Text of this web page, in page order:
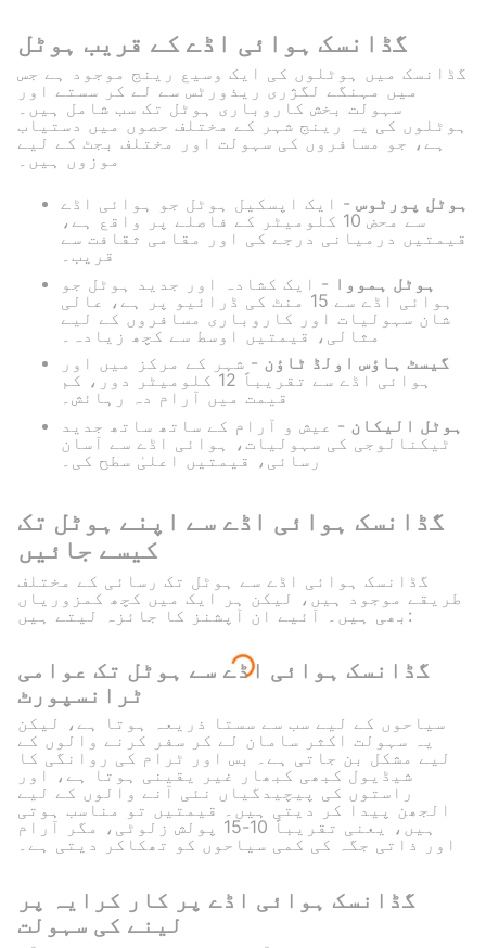
گڈانسک ہوائی اڈے کے قریب ہوٹل
گڈانسک میں ہوٹلوں کی ایک وسیع رینج موجود ہے جس
میں مہنگے لگژری ریذورٹس سے لے کر سستے اور
سہولت بخش کاروباری ہوٹل تک سب شامل ہیں۔
ہوٹلوں کی یہ رینج شہر کے مختلف حصوں میں دستیاب
ہے، جو مسافروں کی سہولت اور مختلف بجٹ کے لیے
موزوں ہیں۔
ہوٹل پورٹوس - ایک اپسکیل ہوٹل جو ہوائی اڈے
سے محض 10 کلومیٹر کے فاصلے پر واقع ہے،
قیمتیں درمیانی درجے کی اور مقامی ثقافت سے
قریب۔
ہوٹل ہمووا - ایک کشادہ اور جدید ہوٹل جو
ہوائی اڈے سے 15 منٹ کی ڈرائیو پر ہے، عالی
شان سہولیات اور کاروباری مسافروں کے لیے
مثالی، قیمتیں اوسط سے کچھ زیادہ۔
گیسٹ ہاؤس اولڈ ٹاؤن - شہر کے مرکز میں اور
ہوائی اڈے سے تقریباً 12 کلومیٹر دور، کم
قیمت میں آرام دہ رہائش۔
ہوٹل الیکان - عیش و آرام کے ساتھ ساتھ جدید
ٹیکنالوجی کی سہولیات، ہوائی اڈے سے آسان
رسائی، قیمتیں اعلیٰ سطح کی۔
گڈانسک ہوائی اڈے سے اپنے ہوٹل تک
کیسے جائیں
گڈانسک ہوائی اڈے سے ہوٹل تک رسائی کے مختلف
طریقے موجود ہیں، لیکن ہر ایک میں کچھ کمزوریاں
بھی ہیں۔ آئیے ان آپشنز کا جائزہ لیتے ہیں:
گڈانسک ہوائی اڈے سے ہوٹل تک عوامی
ٹرانسپورٹ
سیاحوں کے لیے سب سے سستا ذریعہ ہوتا ہے، لیکن
یہ سہولت اکثر سامان لے کر سفر کرنے والوں کے
لیے مشکل بن جاتی ہے۔ بس اور ٹرام کی روانگی کا
شیڈیول کبھی کبھار غیر یقینی ہوتا ہے، اور
راستوں کی پیچیدگیاں نئی آنے والوں کے لیے
الجھن پیدا کر دیتی ہیں۔ قیمتیں تو مناسب ہوتی
ہیں، یعنی تقریباً 10-15 پولش زلوٹی، مگر آرام
اور ذاتی جگہ کی کمی سیاحوں کو تھکاکر دیتی ہے۔
گڈانسک ہوائی اڈے پر کار کرایہ پر
لینے کی سہولت